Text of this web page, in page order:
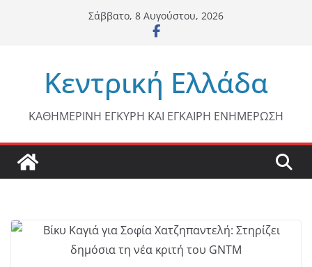
Σάββατο, 8 Αυγούστου, 2026
Κεντρική Ελλάδα
ΚΑΘΗΜΕΡΙΝΗ ΕΓΚΥΡΗ ΚΑΙ ΕΓΚΑΙΡΗ ΕΝΗΜΕΡΩΣΗ